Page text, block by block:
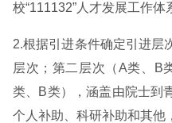
校“111132”人才发展工作体
2.根据引进条件确定引进层
层次；第二层次（A类、B
类、B类），涵盖由院士到
个人补助、科研补助和其他